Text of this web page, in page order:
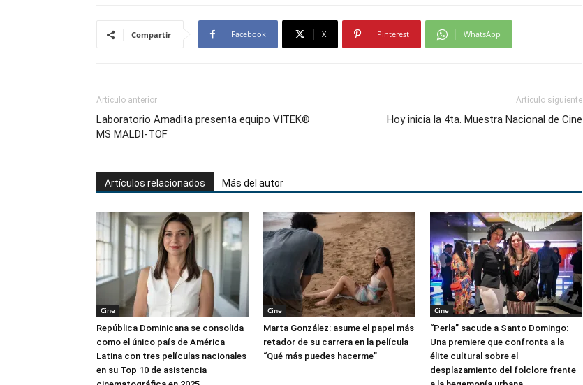
Compartir Facebook X Pinterest WhatsApp
Artículo anterior
Laboratorio Amadita presenta equipo VITEK®
MS MALDI-TOF
Artículo siguiente
Hoy inicia la 4ta. Muestra Nacional de Cine
Artículos relacionados Más del autor
Cine
República Dominicana se consolida
como el único país de América
Latina con tres películas nacionales
en su Top 10 de asistencia
Cine
Marta González: asume el papel más
retador de su carrera en la película
“Qué más puedes hacerme”
Cine
“Perla” sacude a Santo Domingo:
Una premiere que confronta a la
élite cultural sobre el
desplazamiento del folclore frente